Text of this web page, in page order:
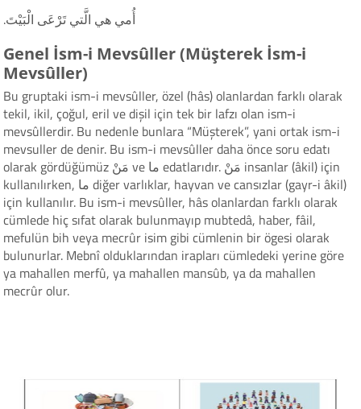
.أُمي هي الَّتي تَرْعَى الْبَيْتَ
Genel İsm-i Mevsûller (Müşterek İsm-i
Mevsûller)
Bu gruptaki ism-i mevsûller, özel (hâs) olanlardan farklı olarak
tekil, ikil, çoğul, eril ve dişil için tek bir lafzı olan ism-i
mevsûllerdir. Bu nedenle bunlara “Müşterek”, yani ortak ism-i
mevsuller de denir. Bu ism-i mevsûller daha önce soru edatı
olarak gördüğümüz مَنْ ve ما edatlarıdır. مَنْ insanlar (âkil) için
kullanılırken, ما diğer varlıklar, hayvan ve cansızlar (gayr-i âkil)
için kullanılır. Bu ism-i mevsûller, hâs olanlardan farklı olarak
cümlede hiç sıfat olarak bulunmayıp mubtedâ, haber, fâil,
mefulün bih veya mecrûr isim gibi cümlenin bir ögesi olarak
bulunurlar. Mebnî olduklarından irapları cümledeki yerine göre
ya mahallen merfû, ya mahallen mansûb, ya da mahallen
mecrûr olur.